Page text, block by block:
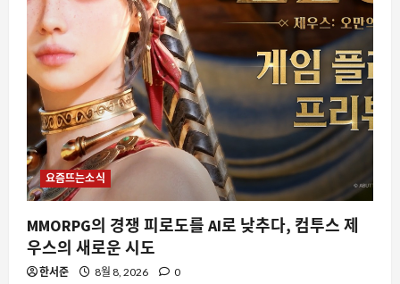
요즘뜨는소식
MMORPG의 경쟁 피로도를 AI로 낮추다, 컴투스 제
우스의 새로운 시도
한서준 8월 8, 2026 0